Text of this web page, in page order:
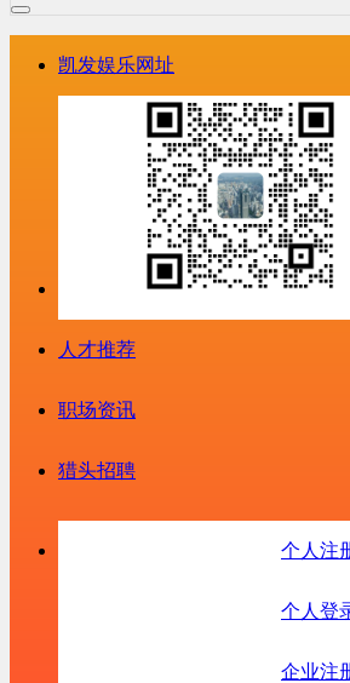
凯发娱乐网址
人才推荐
职场资讯
猎头招聘
个人注
个人登
企业注